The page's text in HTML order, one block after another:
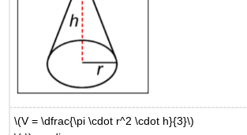
\(V = \dfrac{\pi \cdot r^2 \cdot h}{3}\)